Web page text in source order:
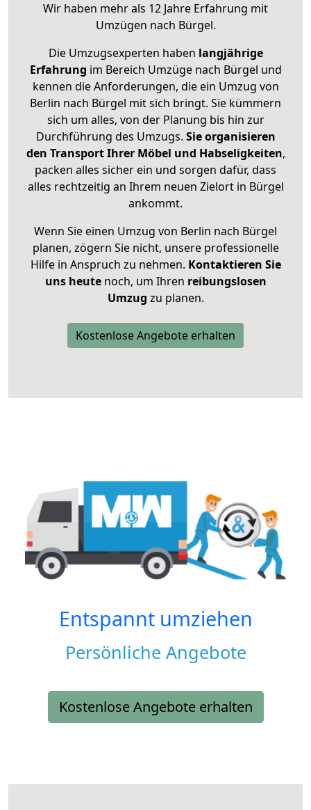
Wir haben mehr als 12 Jahre Erfahrung mit
Umzügen nach Bürgel.
Die Umzugsexperten haben langjährige
Erfahrung im Bereich Umzüge nach Bürgel und
kennen die Anforderungen, die ein Umzug von
Berlin nach Bürgel mit sich bringt. Sie kümmern
sich um alles, von der Planung bis hin zur
Durchführung des Umzugs. Sie organisieren
den Transport Ihrer Möbel und Habseligkeiten,
packen alles sicher ein und sorgen dafür, dass
alles rechtzeitig an Ihrem neuen Zielort in Bürgel
ankommt.
Wenn Sie einen Umzug von Berlin nach Bürgel
planen, zögern Sie nicht, unsere professionelle
Hilfe in Anspruch zu nehmen. Kontaktieren Sie
uns heutenoch, um Ihren reibungslosen
Umzug zu planen.
Kostenlose Angebote erhalten
Entspannt umziehen
Persönliche Angebote
Kostenlose Angebote erhalten